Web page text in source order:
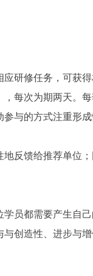
修任务，可获得
次为期两天。每
的方式注重形成
馈给推荐单位；
员都需要产生自己
造性、进步与增